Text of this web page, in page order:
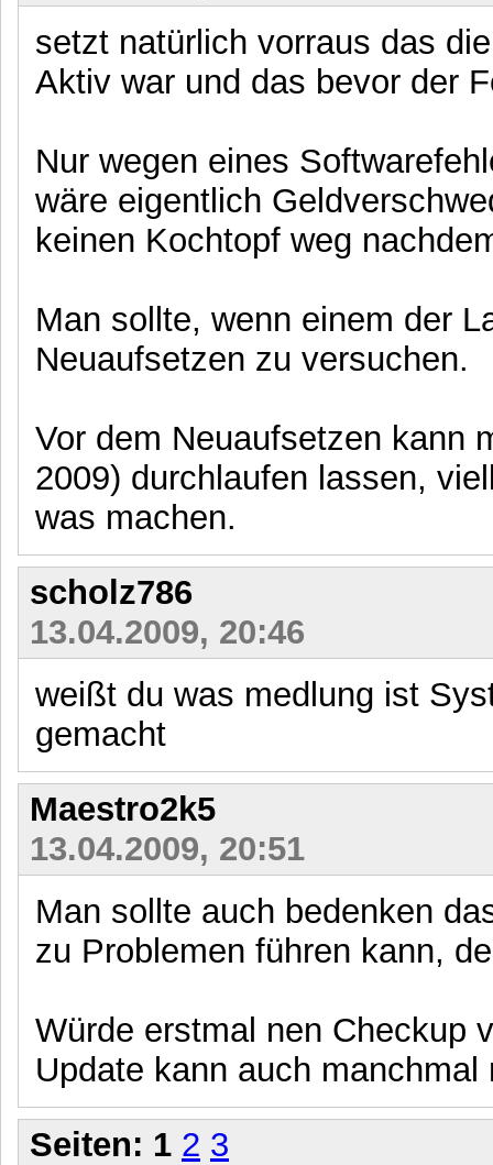
setzt natürlich vorraus das
Aktiv war und das bevor der
Nur wegen eines
wäre eigentlich
keinen Kochtopf weg
Man sollte, wenn einem der
Neuaufsetzen zu versuchen.
Vor dem Neuaufsetzen kann
2009) durchlaufen lassen,
was machen.
scholz786
13.04.2009, 20:46
weißt du was medlung ist
gemacht
Maestro2k5
13.04.2009, 20:51
Man sollte auch bedenken
zu Problemen führen kann,
Würde erstmal nen Checkup
Update kann auch manchmal
Seiten: 1 2 3